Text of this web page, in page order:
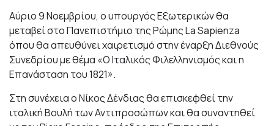
Αύριο 9 Νοεμβρίου, ο υπουργός Εξωτερικών θα
μεταβεί στο Πανεπιστήμιο της Ρώμης La Sapienza
όπου θα απευθύνει χαιρετισμό στην έναρξη Διεθνούς
Συνεδρίου με θέμα «Ο Ιταλικός Φιλελληνισμός και η
Επανάσταση του 1821».
Στη συνέχεια ο Νίκος Δένδιας θα επισκεφθεί την
ιταλική Βουλή των Αντιπροσώπων και θα συναντηθεί